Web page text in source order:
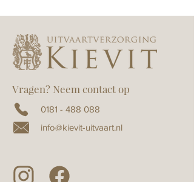
Vragen? Neem contact op
0181 - 488 088
info@kievit-uitvaart.nl